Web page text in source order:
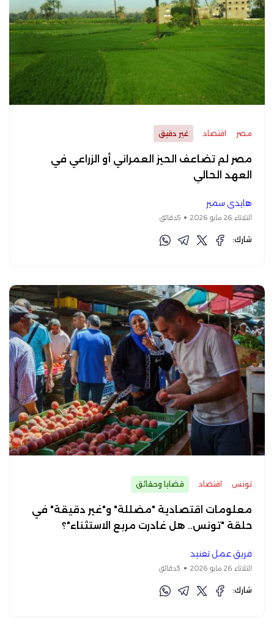
مصر اقتصاد غير دقيق
مصر لم تضاعف الحيز العمراني أو الزراعي في
العهد الحالي
هايدي سمير
الثلاثاء 26 مايو 2026 5دقائق
شارك:
تونس اقتصاد قضايا وحقائق
معلومات اقتصادية "مضللة" و"غير دقيقة" في
حلقة "تونس.. هل غادرت مربع الاستثناء"؟
فريق عمل تفنيد
الثلاثاء 26 مايو 2026 3دقائق
شارك: